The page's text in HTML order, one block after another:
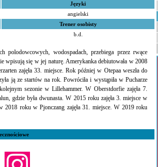
Języki
angielski
Trener osobisty
b.d.
wodospadach, przebiega przez rwące
wpisują się w jej naturę. Amerykanka debiutowała w 2008
zajęła 33. miejsce. Rok później w Otepaa weszła do
ją ze startów na rok. Powróciła i wystąpiła w Pucharze
sezonie w Lillehammer. W Oberstdorfie zajęła 7.
gdzie była dwunasta. W 2015 roku zajęła 3. miejsce w
roku w Pjonczang zajęła 31. miejsce. W 2019 roku